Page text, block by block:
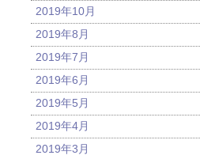
2019年10月
2019年8月
2019年7月
2019年6月
2019年5月
2019年4月
2019年3月